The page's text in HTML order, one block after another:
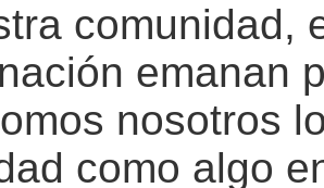
comunidad,
emanan
nosotros
como algo